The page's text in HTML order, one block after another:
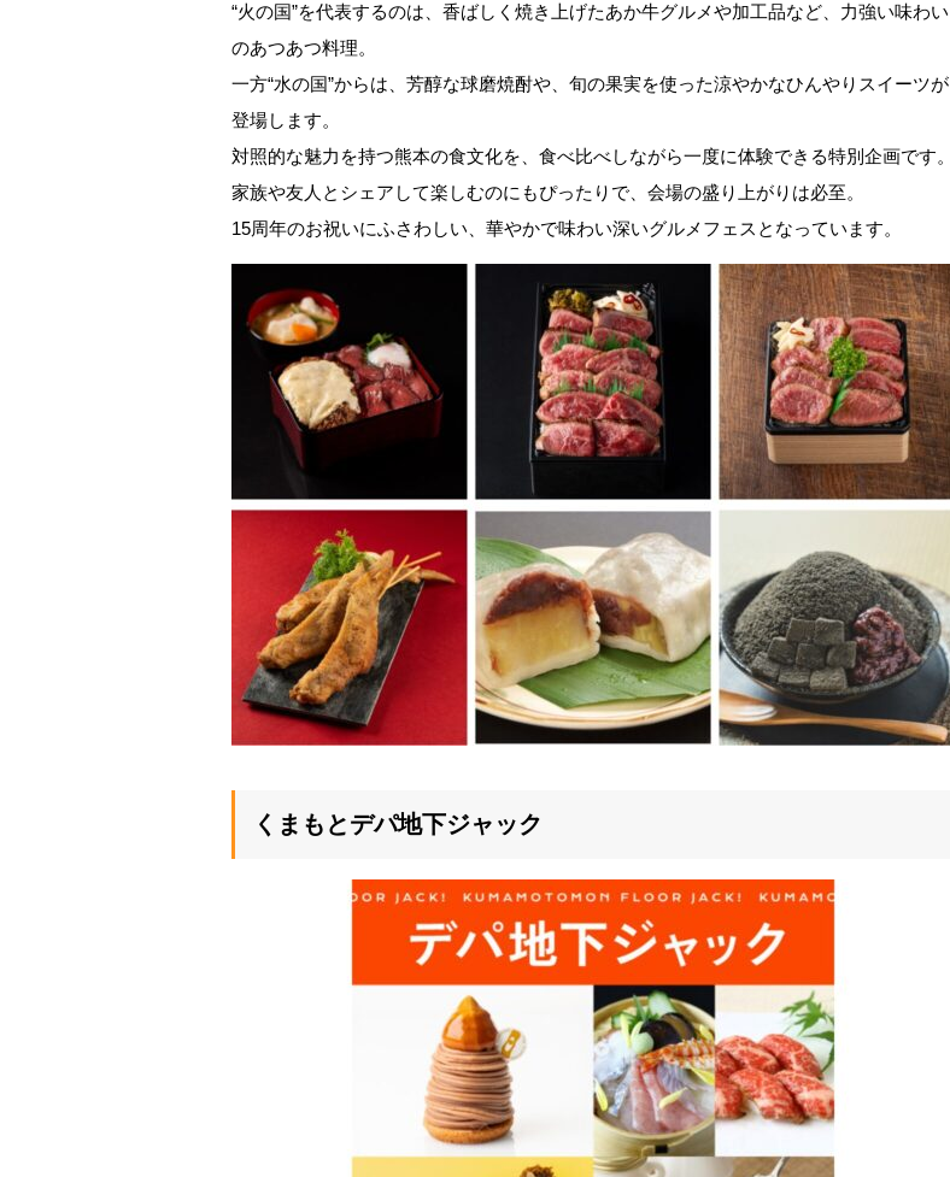
“火の国”を代表するのは、香ばしく焼き上げたあか牛グルメや加工品など、力強い味わい
のあつあつ料理。
一方“水の国”からは、芳醇な球磨焼酎や、旬の果実を使った涼やかなひんやりスイーツが
登場します。
対照的な魅力を持つ熊本の食文化を、食べ比べしながら一度に体験できる特別企画です。
家族や友人とシェアして楽しむのにもぴったりで、会場の盛り上がりは必至。
15周年のお祝いにふさわしい、華やかで味わい深いグルメフェスとなっています。
くまもとデパ地下ジャック